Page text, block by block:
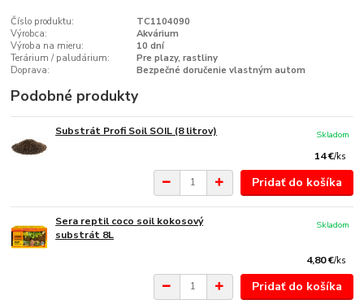
Číslo produktu:
TC1104090
Výrobca:
Akvárium
Výroba na mieru:
10 dní
Terárium / paludárium:
Pre plazy, rastliny
Doprava:
Bezpečné doručenie vlastným autom
Podobné produkty
Substrát Profi Soil SOIL (8 litrov)
14 €/ks
Skladom
Pridať do košíka
Sera reptil coco soil kokosový
substrát 8L
4,80 €/ks
Skladom
Pridať do košíka